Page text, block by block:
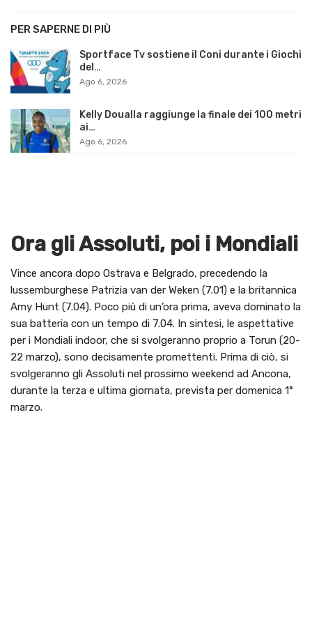
PER SAPERNE DI PIÙ
Sportface Tv sostiene il Coni durante i Giochi
del…
Ago 6, 2026
Kelly Doualla raggiunge la finale dei 100 metri
ai…
Ago 6, 2026
Ora gli Assoluti, poi i Mondiali
Vince ancora dopo Ostrava e Belgrado, precedendo la
lussemburghese Patrizia van der Weken (7.01) e la britannica
Amy Hunt (7.04). Poco più di un’ora prima, aveva dominato la
sua batteria con un tempo di 7.04. In sintesi, le aspettative
per i Mondiali indoor, che si svolgeranno proprio a Torun (20-
22 marzo), sono decisamente promettenti. Prima di ciò, si
svolgeranno gli Assoluti nel prossimo weekend ad Ancona,
durante la terza e ultima giornata, prevista per domenica 1°
marzo.